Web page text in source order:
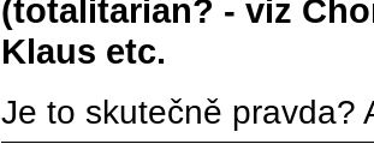
(totalitarian? - viz
Klaus etc.
Je to skutečně pravda?